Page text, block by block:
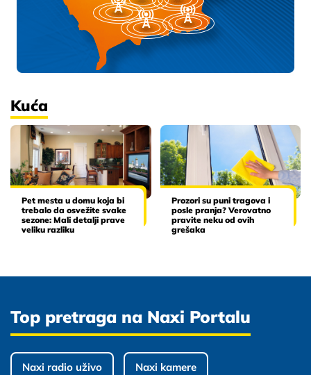
Kuća
Pet mesta u domu koja bi
trebalo da osvežite svake
sezone: Mali detalji prave
veliku razliku
Prozori su puni tragova i
posle pranja? Verovatno
pravite neku od ovih
grešaka
Top pretraga na Naxi Portalu
Naxi radio uživo Naxi kamere